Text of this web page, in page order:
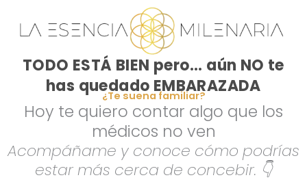
TODO ESTÁ BIEN pero... aún NO te
has quedado EMBARAZADA
¿Te suena familiar?
Hoy te quiero contar algo que los
médicos no ven
Acompáñame y conoce cómo podrías
estar más cerca de concebir. 👇